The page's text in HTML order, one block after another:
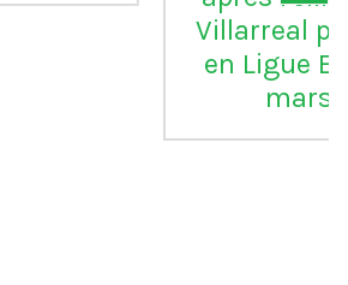
Villarreal par Marseille
en Ligue Europa le 14